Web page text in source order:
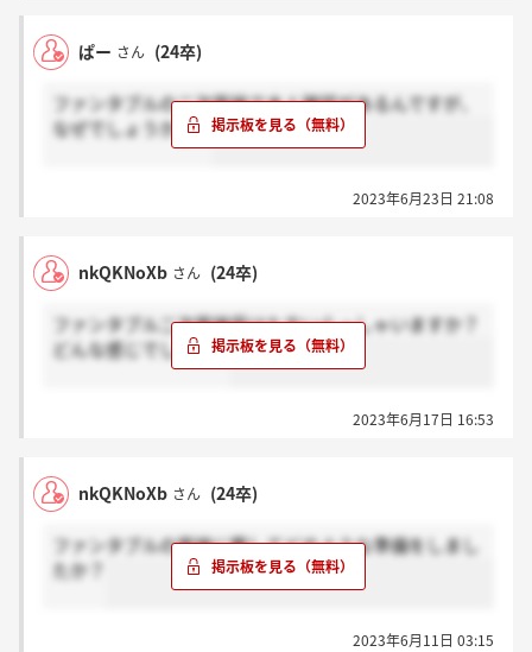
ぱー さん (24卒)
ファンタブルの二次面接で本人確認があるんですが、
なぜでしょうか、？
2023年6月23日 21:08
nkQKNoXb さん (24卒)
ファンタブル二次面接受けた方いらっしゃいますか？
どんな感じでしたか？
2023年6月17日 16:53
nkQKNoXb さん (24卒)
ファンタブルの面接に際してどのような準備をしまし
たか？
2023年6月11日 03:15